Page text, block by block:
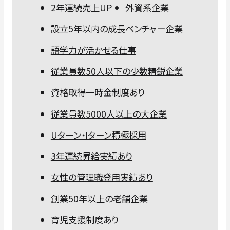
2年連続売上UP
外資系企業
設立5年以内の成長ベンチャー企業
語学力が活かせる仕事
従業員数50人以下の少数精鋭企業
資格取得一時金制度あり
従業員数5000人以上の大企業
Uターン・Iターン積極採用
3年連続昇給実績あり
女性の管理職登用実績あり
創業50年以上の老舗企業
育児支援制度あり